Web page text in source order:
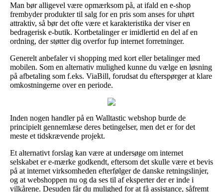
Man bør alligevel være opmærksom på, at ifald en e-shop
frembyder produkter til salg for en pris som anses for uhørt
attraktiv, så bør det ofte være et karakteristika der viser en
bedragerisk e-butik. Kortbetalinger er imidlertid en del af en
ordning, der støtter dig overfor fup internet forretninger.
Generelt anbefaler vi shopping med kort eller betalinger med
mobilen. Som en alternativ mulighed kunne du vælge en løsning
på afbetaling som f.eks. ViaBill, forudsat du efterspørger at klare
omkostningerne over en periode.
Inden nogen handler på en Walltastic webshop burde de
principielt gennemlæse deres betingelser, men det er for det
meste et tidskrævende projekt.
Et alternativt forslag kan være at undersøge om internet
selskabet er e-mærke godkendt, eftersom det skulle være et bevis
på at internet virksomheden efterfølger de danske retningslinjer,
og at webshoppen nu og da ses til af eksperter der er inde i
vilkårene. Desuden får du mulighed for at få assistance, såfremt